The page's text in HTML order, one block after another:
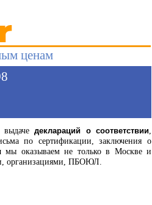
ценам
выдачедеклараций о соответствии
по сертификации, заключения о
мы оказываем не только в Москве и
организациями, ПБОЮЛ.